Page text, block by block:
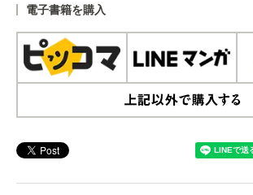
電子書籍を購入